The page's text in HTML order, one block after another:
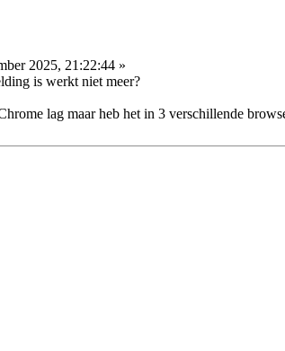
2025, 21:22:44 »
is werkt niet meer?
lag maar heb het in 3 verschillende